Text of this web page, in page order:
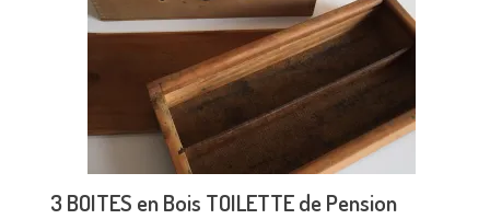
3 BOITES en Bois TOILETTE de Pension